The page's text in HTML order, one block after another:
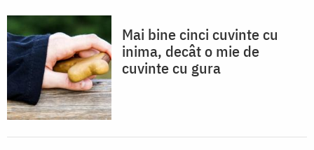
Mai bine cinci cuvinte cu
inima, decât o mie de
cuvinte cu gura